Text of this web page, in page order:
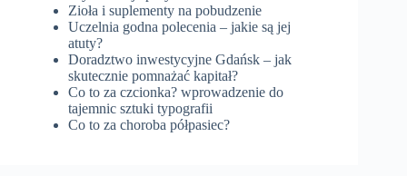
Zioła i suplementy na pobudzenie
Uczelnia godna polecenia – jakie są jej
atuty?
Doradztwo inwestycyjne Gdańsk – jak
skutecznie pomnażać kapitał?
Co to za czcionka? wprowadzenie do
tajemnic sztuki typografii
Co to za choroba półpasiec?